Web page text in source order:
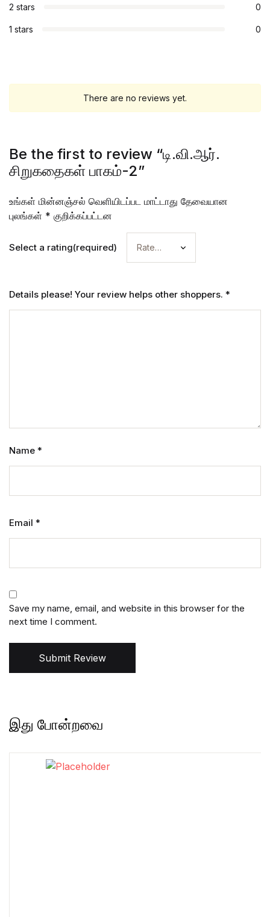
2 stars 0
1 stars 0
There are no reviews yet.
Be the first to review “டி.வி.ஆர்.
சிறுகதைகள் பாகம்-2”
உங்கள் மின்னஞ்சல் வெளியிடப்பட மாட்டாது தேவையான
புலங்கள் * குறிக்கப்பட்டன
Select a rating(required)
Details please! Your review helps other shoppers. *
Name *
Email *
Save my name, email, and website in this browser for the
next time I comment.
Submit Review
இது போன்றவை